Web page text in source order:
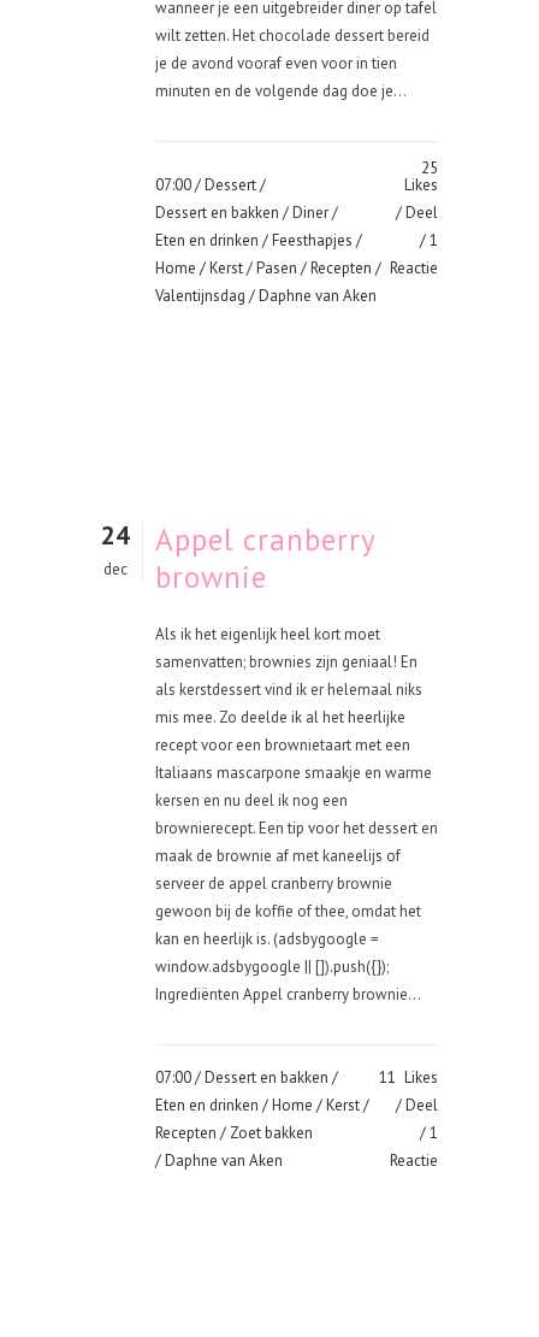
wanneer je een uitgebreider diner op tafel
wilt zetten. Het chocolade dessert bereid
je de avond vooraf even voor in tien
minuten en de volgende dag doe je...
07:00 /Dessert/
Dessert en bakken /Diner/
Eten en drinken /Feesthapjes /
Home /Kerst/Pasen /Recepten /
Valentijnsdag / Daphne van Aken
25
Likes
Deel
1
Reactie
24
dec
Appel cranberry
brownie
Als ik het eigenlijk heel kort moet
samenvatten; brownies zijn geniaal! En
als kerstdessert vind ik er helemaal niks
mis mee. Zo deelde ik al het heerlijke
recept voor een brownietaart met een
Italiaans mascarpone smaakje en warme
kersen en nu deel ik nog een
brownierecept. Een tip voor het dessert en
maak de brownie af met kaneelijs of
serveer de appel cranberry brownie
gewoon bij de koffie of thee, omdat het
kan en heerlijk is. (adsbygoogle =
window.adsbygoogle || []).push({});
Ingrediënten Appel cranberry brownie...
07:00 /Dessert en bakken /
Eten en drinken /Home /Kerst/
Recepten / Zoet bakken
/ Daphne van Aken
11 Likes
Deel
1
Reactie